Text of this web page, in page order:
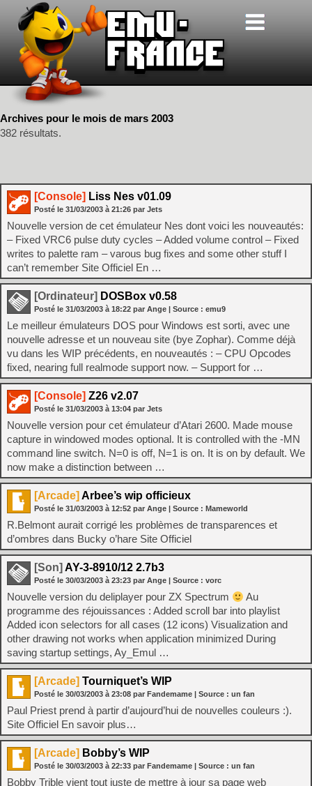
Archives pour le mois de mars 2003
382 résultats.
[Console] Liss Nes v01.09
Posté le 31/03/2003 à 21:26 par Jets
Nouvelle version de cet émulateur Nes dont voici les nouveautés:
– Fixed VRC6 pulse duty cycles – Added volume control – Fixed
writes to palette ram – varous bug fixes and some other stuff I
can’t remember Site Officiel En …
[Ordinateur] DOSBox v0.58
Posté le 31/03/2003 à 18:22 par Ange | Source : emu9
Le meilleur émulateurs DOS pour Windows est sorti, avec une
nouvelle adresse et un nouveau site (bye Zophar). Comme déjà
vu dans les WIP précédents, en nouveautés : – CPU Opcodes
fixed, nearing full realmode support now. – Support for …
[Console] Z26 v2.07
Posté le 31/03/2003 à 13:04 par Jets
Nouvelle version pour cet émulateur d’Atari 2600. Made mouse
capture in windowed modes optional. It is controlled with the -MN
command line switch. N=0 is off, N=1 is on. It is on by default. We
now make a distinction between …
[Arcade] Arbee’s wip officieux
Posté le 31/03/2003 à 12:52 par Ange | Source : Mameworld
R.Belmont aurait corrigé les problèmes de transparences et
d’ombres dans Bucky o’hare Site Officiel
[Son] AY-3-8910/12 2.7b3
Posté le 30/03/2003 à 23:23 par Ange | Source : vorc
Nouvelle version du deliplayer pour ZX Spectrum
Au
programme des réjouissances : Added scroll bar into playlist
Added icon selectors for all cases (12 icons) Visualization and
other drawing not works when application minimized During
saving startup settings, Ay_Emul …
[Arcade] Tourniquet’s WIP
Posté le 30/03/2003 à 23:08 par Fandemame | Source : un fan
Paul Priest prend à partir d’aujourd’hui de nouvelles couleurs :).
Site Officiel En savoir plus…
[Arcade] Bobby’s WIP
Posté le 30/03/2003 à 22:33 par Fandemame | Source : un fan
Bobby Trible vient tout juste de mettre à jour sa page web